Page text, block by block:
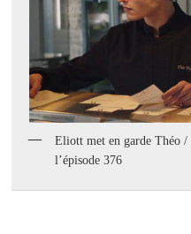
Eliott met en garde Théo
l’épisode 376